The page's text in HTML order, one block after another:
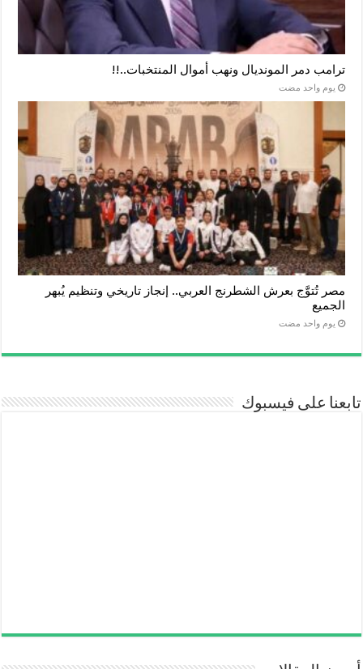
ترامب دمر المونديال ونهب أموال المنتخبات..!!
‏يوم واحد مضت
مصر تُتوَّج بعرش الشطرنج العربي.. إنجاز تاريخي وتنظيم يُبهر
الجميع
‏يوم واحد مضت
تابعنا على فيسبوك